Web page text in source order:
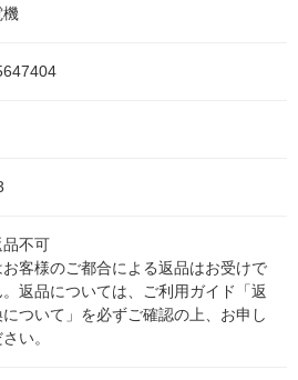
機
品不可
お客様のご都合による返品はお受けで
。返品については、ご利用ガイド「返
ついて」を必ずご確認の上、お申し
い。